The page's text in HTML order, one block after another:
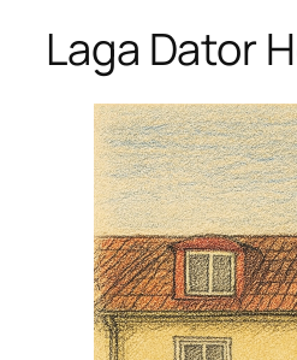
Laga Dator